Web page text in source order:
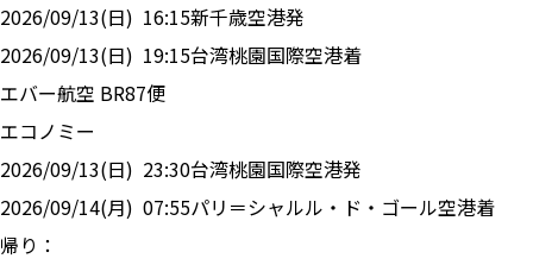
2026/09/13(日) 16:15新千歳空港発
2026/09/13(日) 19:15台湾桃園国際空港着
エバー航空 BR87便
エコノミー
2026/09/13(日) 23:30台湾桃園国際空港発
2026/09/14(月) 07:55パリ＝シャルル・ド・ゴール空港着
帰り：